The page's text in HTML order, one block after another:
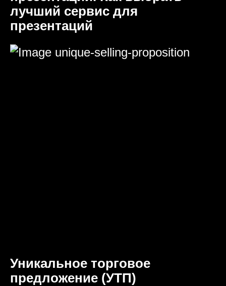
лучший сервис для
презентаций
Уникальное торговое
предложение (УТП)